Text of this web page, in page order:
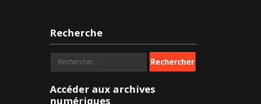
Recherche
Rechercher :
Accéder aux archives
numériques